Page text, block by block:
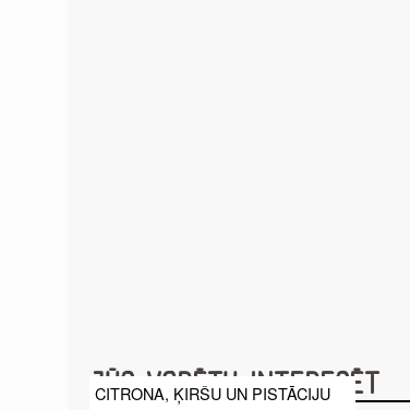
Jūs varētu interesēt
CITRONA, ĶIRŠU UN PISTĀCIJU